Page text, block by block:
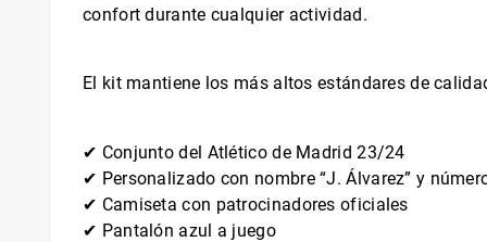
confort durante cualquier actividad.
El kit mantiene los más altos estándares de
✔ Conjunto del Atlético de Madrid 23/24
✔ Personalizado con nombre “J. Álvarez” y
✔ Camiseta con patrocinadores oficiales
✔ Pantalón azul a juego